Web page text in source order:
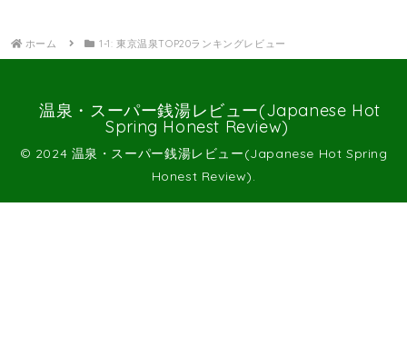
ホーム 1-1: 東京温泉TOP20ランキングレビュー
温泉・スーパー銭湯レビュー(Japanese Hot
Spring Honest Review)
© 2024 温泉・スーパー銭湯レビュー(Japanese Hot Spring
Honest Review).